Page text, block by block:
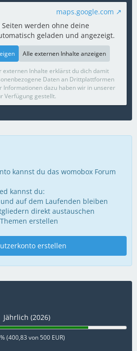
maps.google.com
werden ohne deine
geladen und angezeigt.
Alle externen Inhalte anzeigen
externen Inhalte erklärst du dich damit
Daten an Drittplattformen
Informationen dazu haben wir in unserer
Verfügung gestellt.
kannst du das womobox Forum
kannst du:
auf dem Laufenden bleiben
direkt austauschen
erstellen
erstellen
Jährlich (2026)
(400,83 von 500 EUR)